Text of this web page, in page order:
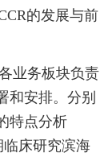
的发展与前
业务板块负责
和安排。分别
特点分析
床研究滨海